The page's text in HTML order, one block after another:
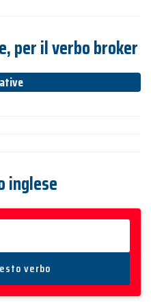
per il verbo broker
inglese